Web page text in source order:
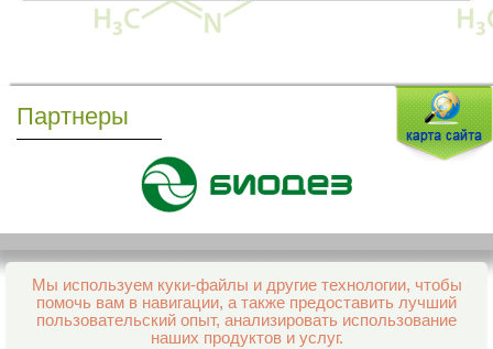
Партнеры
Мы используем куки-файлы и другие технологии, чтобы
помочь вам в навигации, а также предоставить лучший
пользовательский опыт, анализировать использование
наших продуктов и услуг.
Все права защищены и охраняются законом
© 2013–2026 Интернет-аптека Фармация
support@aptekapenza.ru
Телефон: Служба обработки заказов 99-98-28